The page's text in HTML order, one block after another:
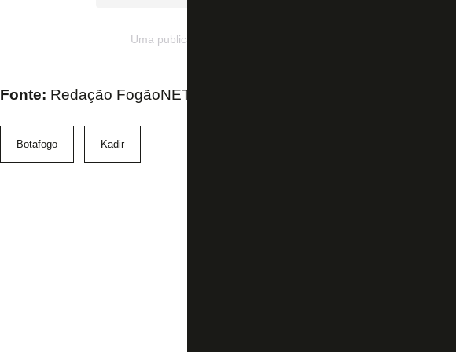
Uma publicação compartilhada por José Kadir🇵🇦 (@josekadir18)
Fonte: Redação FogãoNET e Instagram do Kadir
Botafogo Kadir